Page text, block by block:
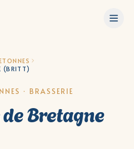
(BRITT)
· BRASSERIE
Bretagne